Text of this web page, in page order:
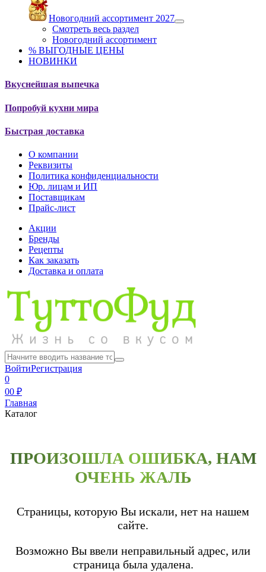
Новогодний ассортимент 2027
Смотреть весь раздел
Новогодний ассортимент
% ВЫГОДНЫЕ ЦЕНЫ
НОВИНКИ
Вкуснейшая выпечка
Попробуй кухни мира
Быстрая доставка
О компании
Реквизиты
Политика конфиденциальности
Юр. лицам и ИП
Поставщикам
Прайс-лист
Акции
Бренды
Рецепты
Как заказать
Доставка и оплата
ВойтиРегистрация
0
00 ₽
Главная
Каталог
ПРОИЗОШЛА ОШИБКА, НАМ
ОЧЕНЬ ЖАЛЬ
Страницы, которую Вы искали, нет на нашем
сайте.
Возможно Вы ввели неправильный адрес, или
страница была удалена.